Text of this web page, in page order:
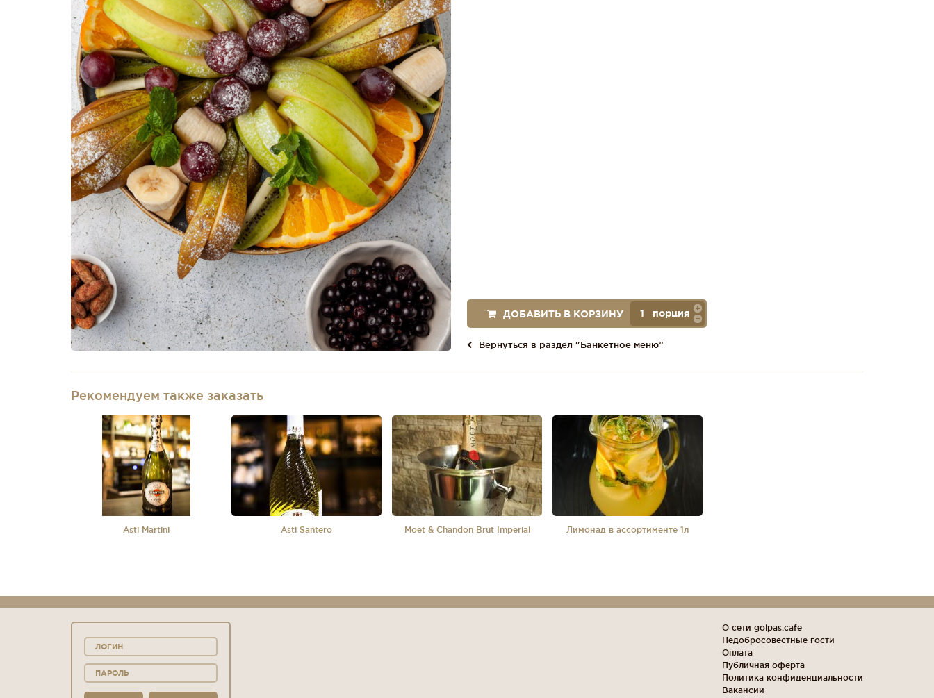
ДОБАВИТЬ В КОРЗИНУ порция
Вернуться в раздел “Банкетное меню”
Рекомендуем также заказать
Asti Martini Asti Santero Moet & Chandon Brut Imperial Лимонад в ассортименте 1л
О сети golpas.cafe
Недобросовестные гости
Оплата
Публичная оферта
Политика конфиденциальности
Вакансии